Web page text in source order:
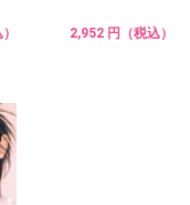
2,952 円（税込）